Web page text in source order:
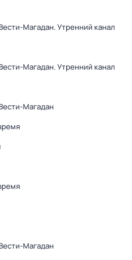
Магадан. Утренний канал
Магадан. Утренний канал
Магадан
Магадан